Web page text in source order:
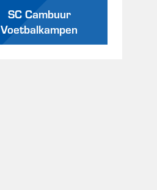
SC Cambuur
Voetbalkampen